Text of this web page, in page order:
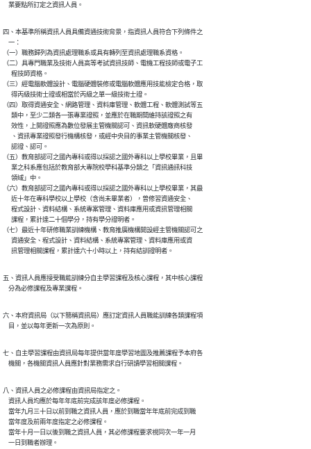
    業要點所訂定之資訊人員。
四、本基準所稱資訊人員具備資通技術背景，指資訊人員符合下列條件之
    一：
（一）職務歸列為資訊處理職系或具有轉列至資訊處理職系資格。
（二）具專門職業及技術人員高等考試資訊技師、電機工程技師或電子工
      程技師資格。
（三）經電腦軟體設計、電腦硬體裝修或電腦軟體應用技能檢定合格，取
      得丙級技術士證或相當於丙級之單一級技術士證。
（四）取得資通安全、網路管理、資料庫管理、軟體工程、軟體測試等五
      類中，至少二類各一張專業證照，並應於在職期間維持該證照之有
      效性，上開證照應為數位發展主管機關認可、資訊軟硬體廠商核發
      、資訊專業證照發行機構核發，或經中央目的事業主管機關核發、
      認證、認可。
（五）教育部認可之國內專科或得以採認之國外專科以上學校畢業，且畢
      業之科系應包括於教育部大專院校學科基準分類之「資訊通訊科技
      領域」中。
（六）教育部認可之國內專科或得以採認之國外專科以上學校畢業，其最
      近十年在專科學校以上學校（含尚未畢業者），曾修習資通安全、
      程式設計、資料結構、系統專案管理、資料庫應用或資訊管理相關
      課程，累計達二十個學分，持有學分證明者。
（七）最近十年研修職業訓練機構、教育推廣機構開設經主管機關認可之
      資通安全、程式設計、資料結構、系統專案管理、資料庫應用或資
      訊管理相關課程，累計達六十小時以上，持有結訓證明者。
五、資訊人員應接受職能訓練分自主學習課程及核心課程，其中核心課程
    分為必修課程及專業課程。
六、本府資訊局（以下簡稱資訊局）應訂定資訊人員職能訓練各類課程項
    目，並以每年更新一次為原則。
七、自主學習課程由資訊局每年提供當年度學習地圖及推薦課程予本府各
    機關，各機關資訊人員應針對業務需求自行研讀學習相關課程。
八、資訊人員之必修課程由資訊局指定之。
    資訊人員均應於每年年底前完成該年度必修課程。
    當年九月三十日以前到職之資訊人員，應於到職當年年底前完成到職
    當年度及前兩年度指定之必修課程。
    當年十月一日以後到職之資訊人員，其必修課程要求視同次一年一月
    一日到職者辦理。